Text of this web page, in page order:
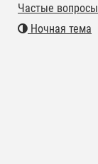
Частые вопросы
Ночная тема